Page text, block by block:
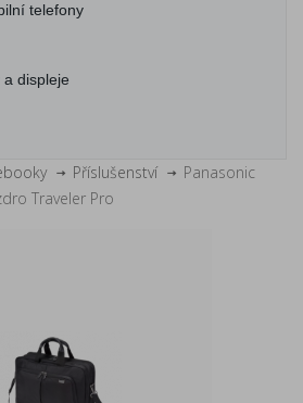
telefony
displeje
Příslušenství
Panasonic
Traveler Pro